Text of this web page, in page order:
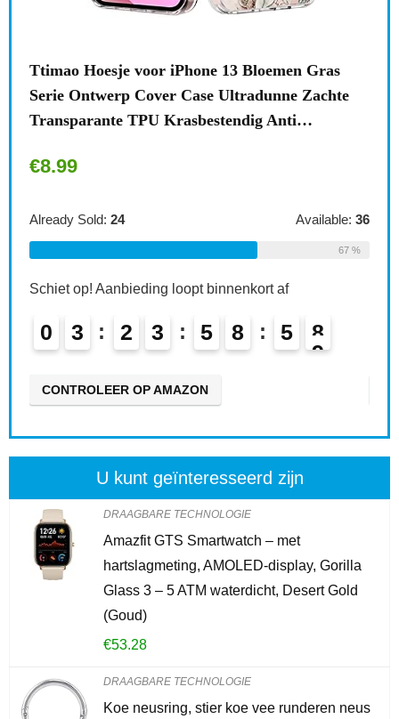
Ttimao Hoesje voor iPhone 13 Bloemen Gras
Serie Ontwerp Cover Case Ultradunne Zachte
Transparante TPU Krasbestendig Anti…
€8.99
Already Sold: 24 Available: 36
67 %
Schiet op! Aanbieding loopt binnenkort af
0 3 2 3 5 8 5 7
CONTROLEER OP AMAZON
U kunt geïnteresseerd zijn
DRAAGBARE TECHNOLOGIE
Amazfit GTS Smartwatch – met
hartslagmeting, AMOLED-display, Gorilla
Glass 3 – 5 ATM waterdicht, Desert Gold
(Goud)
€53.28
DRAAGBARE TECHNOLOGIE
Koe neusring, stier koe vee runderen neus